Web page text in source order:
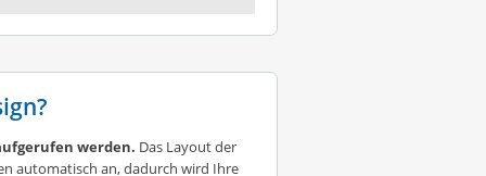
werden. Das Layout der
automatisch an, dadurch wird Ihre